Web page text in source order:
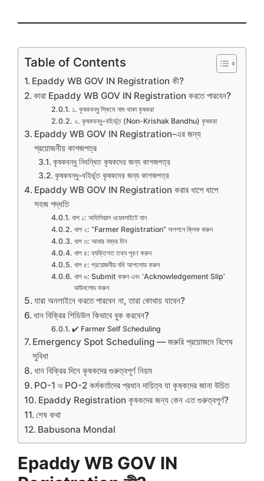
Table of Contents
Epaddy WB GOV IN Registration কী?
কারা Epaddy WB GOV IN Registration করতে পারবেন?
১. কৃষকবন্ধু স্কিমে নাম থাকা কৃষকরা
২. কৃষকবন্ধু-বহির্ভূত (Non-Krishak Bandhu) কৃষকরা
Epaddy WB GOV IN Registration-এর জন্য
প্রয়োজনীয় কাগজপত্র
কৃষকবন্ধু নিবন্ধিত কৃষকদের জন্য কাগজপত্র
কৃষকবন্ধু-বহির্ভূত কৃষকদের জন্য কাগজপত্র
Epaddy WB GOV IN Registration করার ধাপে ধাপে
সহজ পদ্ধতি
ধাপ ১: অফিসিয়াল ওয়েবসাইটে যান
ধাপ ২: “Farmer Registration” অপশনে ক্লিক করুন
ধাপ ৩: আধার নম্বর দিন
ধাপ ৪: ব্যক্তিগত তথ্য পূরণ করুন
ধাপ ৫: প্রয়োজনীয় নথি আপলোড করুন
ধাপ ৬: Submit করুন এবং ‘Acknowledgement Slip’
ডাউনলোড করুন
যারা অনলাইনে করতে পারবেন না, তারা কোথায় যাবেন?
ধান বিক্রির শিডিউল কিভাবে বুক করবেন?
✔️ Farmer Self Scheduling
Emergency Spot Scheduling — জরুরি প্রয়োজনে বিশেষ
সুবিধা
ধান বিক্রির দিনে কৃষকদের গুরুত্বপূর্ণ নিয়ম
PO-1 ও PO-2 কর্মকর্তাদের প্রধান দায়িত্ব যা কৃষকদের জানা উচিত
Epaddy Registration কৃষকদের জন্য কেন এত গুরুত্বপূর্ণ?
শেষ কথা
Babusona Mondal
Epaddy WB GOV IN